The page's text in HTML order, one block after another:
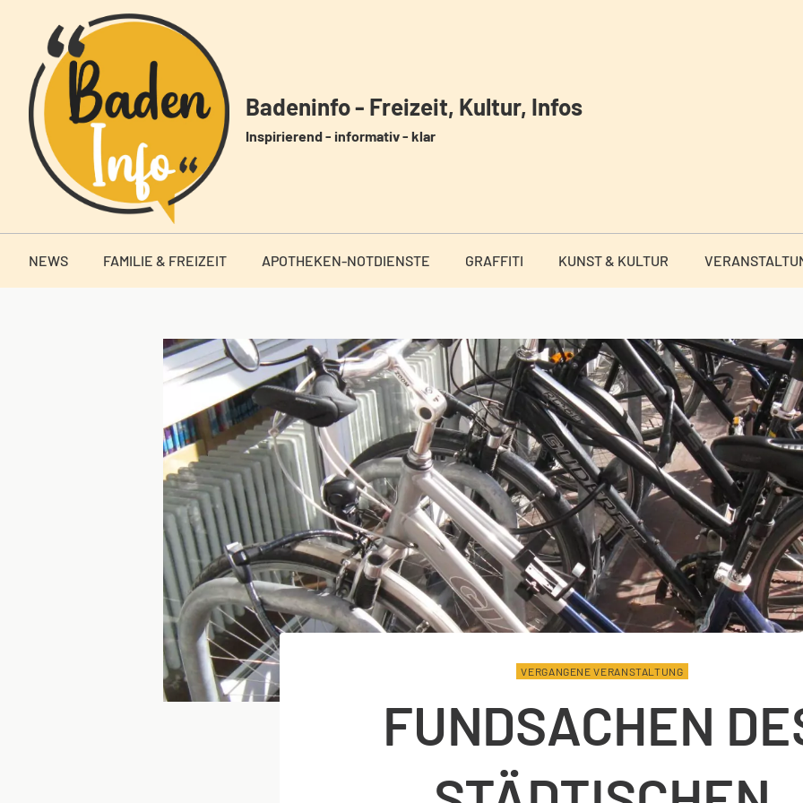
springen
Badeninfo - Freizeit, Kultur, Infos
Inspirierend - informativ - klar
NEWS FAMILIE & FREIZEIT APOTHEKEN-NOTDIENSTE GRAFFITI KUNST & KULTUR
VERGANGENE VERANSTALTUNG
FUNDSACHEN